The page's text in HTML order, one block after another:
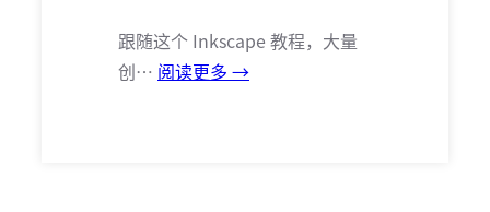
跟随这个 Inkscape 教程，大量
创… 阅读更多 →